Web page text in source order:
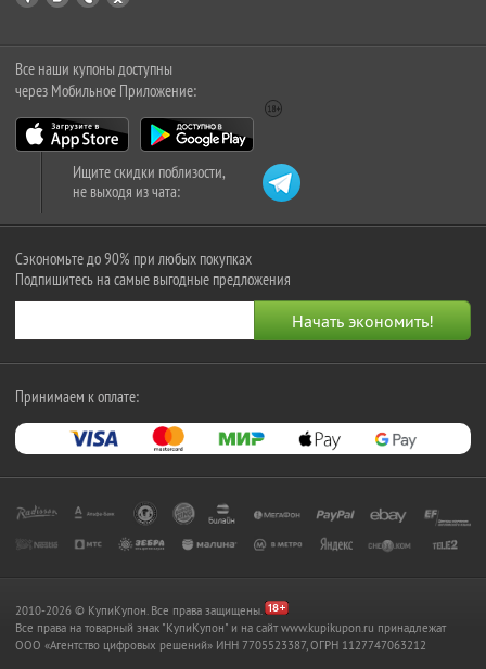
Все наши купоны доступны
через Мобильное Приложение:
Ищите скидки поблизости,
не выходя из чата:
Сэкономьте до 90% при любых покупках
Подпишитесь на самые выгодные предложения
Принимаем к оплате:
2010-2026 © КупиКупон. Все права защищены.
Все права на товарный знак "КупиКупон" и на сайт www.kupikupon.ru принадлежат
OOO «Агентство цифровых решений» ИНН 7705523387, ОГРН 1127747063212